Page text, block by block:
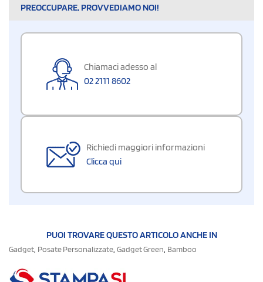
PREOCCUPARE, PROVVEDIAMO NOI!
Chiamaci adesso al
02 2111 8602
Richiedi maggiori informazioni
Clicca qui
PUOI TROVARE QUESTO ARTICOLO ANCHE IN
Gadget, Posate Personalizzate, Gadget Green, Bamboo